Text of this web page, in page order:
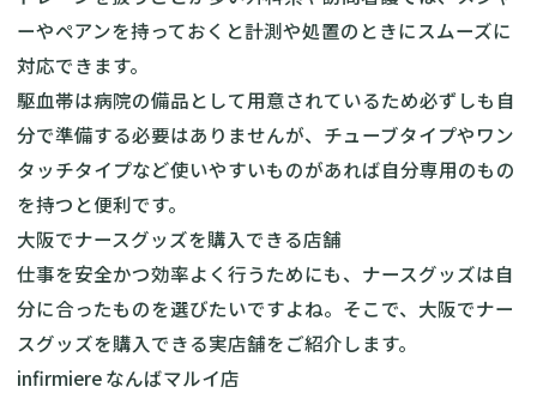
ーやペアンを持っておくと計測や処置のときにスムーズに
対応できます。
駆血帯は病院の備品として用意されているため必ずしも自
分で準備する必要はありませんが、チューブタイプやワン
タッチタイプなど使いやすいものがあれば自分専用のもの
を持つと便利です。
大阪でナースグッズを購入できる店舗
仕事を安全かつ効率よく行うためにも、ナースグッズは自
分に合ったものを選びたいですよね。そこで、大阪でナー
スグッズを購入できる実店舗をご紹介します。
infirmiere なんばマルイ店